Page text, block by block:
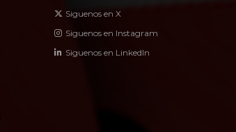
Siguenos en X
Siguenos en Instagram
Siguenos en LinkedIn